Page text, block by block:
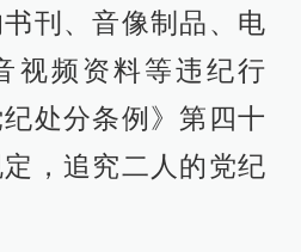
刊、音像制品、电
视频资料等违纪行
处分条例》第四十
，追究二人的党纪